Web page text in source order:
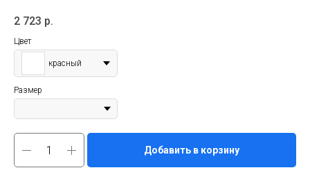
2 723 р.
Цвет
красный
Размер
Добавить в корзину